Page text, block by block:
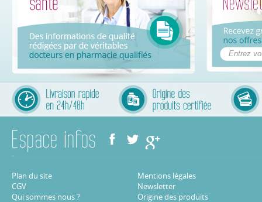
Plan du site
Mentions légales
CGV
Newsletter
Qui sommes nous ?
Origine des produits